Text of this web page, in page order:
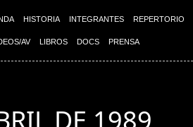
HISTORIA INTEGRANTES REPERTORIO
AV LIBROS DOCS PRENSA